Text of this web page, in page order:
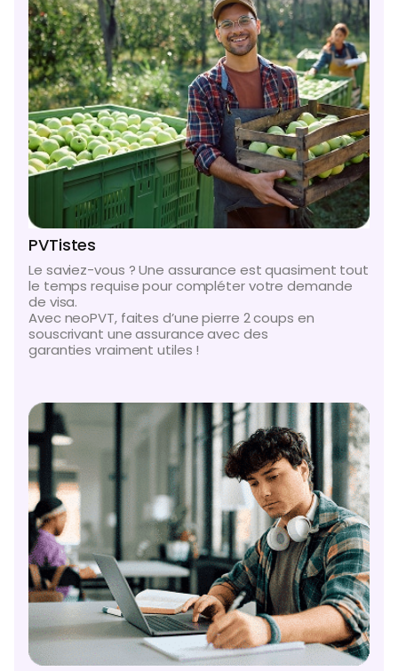
PVTistes
Le saviez-vous ? Une assurance est quasiment tout
le temps requise pour compléter votre demande
de visa.
Avec neoPVT, faites d’une pierre 2 coups en
souscrivant une assurance avec des
garanties vraiment utiles !